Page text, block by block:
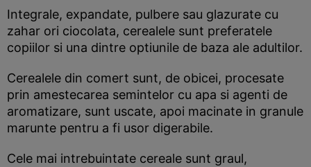
Integrale, expandate, pulbere sau glazurate cu
zahar ori ciocolata, cerealele sunt preferatele
copiilor si una dintre optiunile de baza ale adultilor.
Cerealele din comert sunt, de obicei, procesate
prin amestecarea semintelor cu apa si agenti de
aromatizare, sunt uscate, apoi macinate in granule
marunte pentru a fi usor digerabile.
Cele mai intrebuintate cereale sunt graul,